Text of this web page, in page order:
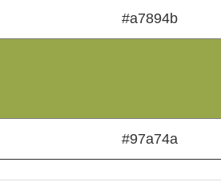
#a7894b
#97a74a